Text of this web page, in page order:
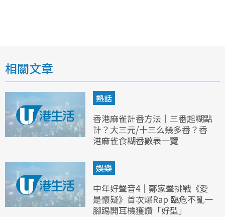
相關文章
熱話
香港麻雀計番方法｜三番起糊點
計？大三元/十三么幾多番？香
港麻雀食糊番數表一覽
娛樂
中年好聲音4｜鄭家聲挑戰《愛
是懷疑》首次爆Rap 臨危不亂一
腳踢開耳機獲讚「好型」